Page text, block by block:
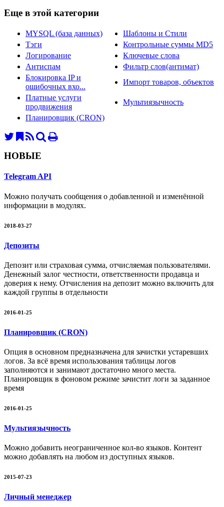
Еще в этой категории
MYSQL (база данных)
Шаблоны и Стили
Тэги
Контрольные суммы MD5
Логирование
Ключевые слова
Антиспам
Фильтр слов(антимат)
Блокировка IP и
ошибочных вхо...
Импорт товаров, объектов
Платные услуги
продвижения
Мультиязычность
Планировщик (CRON)
НОВЫЕ
Telegram API
Можно получать сообщения о добавленной и изменённой
информации в модулях.
2018-03-27
Депозиты
Депозит или страховая сумма, отчисляемая пользователями.
Денежный залог честности, ответственности продавца и
доверия к нему. Отчисления на депозит можно включить для
каждой группы в отдельности
2016-01-25
Планировщик (CRON)
Опция в основном предназначена для зачистки устаревших
логов. За всё время использования таблицы логов
заполняются и занимают достаточно много места.
Планировщик в фоновом режиме зачистит логи за заданное
время
2016-01-25
Мультиязычность
Можно добавить неограниченное кол-во языков. Контент
можно добавлять на любом из доступных языков.
2015-07-23
Личный менеджер